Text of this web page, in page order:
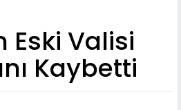
Eski Valisi
Kaybetti